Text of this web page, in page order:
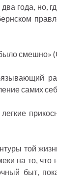
года, но,
смешно»
самих
той
на то,
быт,